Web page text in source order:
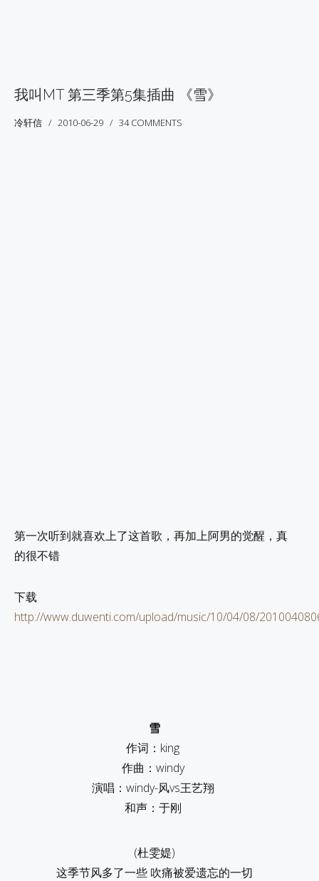
我叫MT 第三季第5集插曲 《雪》
冷轩信 2010-06-29 34 COMMENTS
第一次听到就喜欢上了这首歌，再加上阿男的觉醒，真
的很不错
下载
http://www.duwenti.com/upload/music/10/04/08/
雪
作词：king
作曲：windy
演唱：windy-风vs王艺翔
和声：于刚
(杜雯媞)
这季节风多了一些 吹痛被爱遗忘的一切